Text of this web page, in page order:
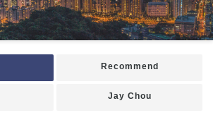
Recommend
Jay Chou